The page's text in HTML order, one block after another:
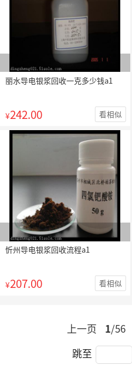
丽水导电银浆回收一克多少钱a1
¥242.00 看相似
忻州导电银浆回收流程a1
¥207.00 看相似
上一页 1/56
跳至